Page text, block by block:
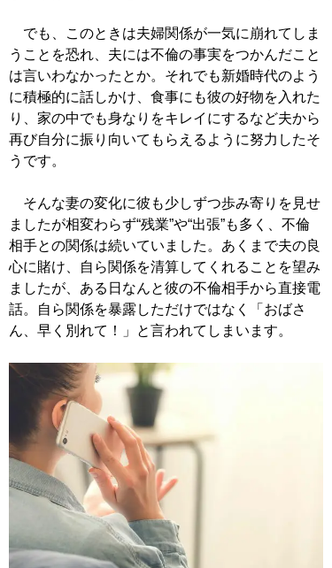
でも、このときは夫婦関係が一気に崩れてしま
うことを恐れ、夫には不倫の事実をつかんだこと
は言いわなかったとか。それでも新婚時代のよう
に積極的に話しかけ、食事にも彼の好物を入れた
り、家の中でも身なりをキレイにするなど夫から
再び自分に振り向いてもらえるように努力したそ
うです。
そんな妻の変化に彼も少しずつ歩み寄りを見せ
ましたが相変わらず“残業”や“出張”も多く、不倫
相手との関係は続いていました。あくまで夫の良
心に賭け、自ら関係を清算してくれることを望み
ましたが、ある日なんと彼の不倫相手から直接電
話。自ら関係を暴露しただけではなく「おばさ
ん、早く別れて！」と言われてしまいます。